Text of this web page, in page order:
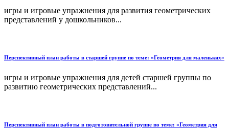
игры и игровые упражнения для развития геометрических
представлений у дошкольников...
Перспективный план работы в старшей группе по теме: «Геометрия для маленьких»
игры и игровые упражнения для детей старшей группы по
развитию геометрических представлений...
Перспективный план работы в подготовительной группе по теме: «Геометрия для